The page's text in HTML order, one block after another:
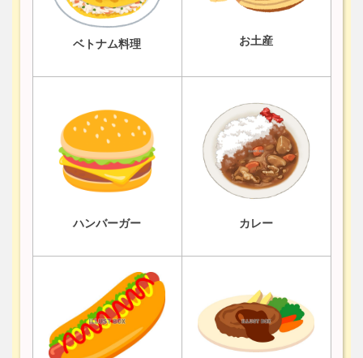
ベトナム料理 お土産
ハンバーガー カレー